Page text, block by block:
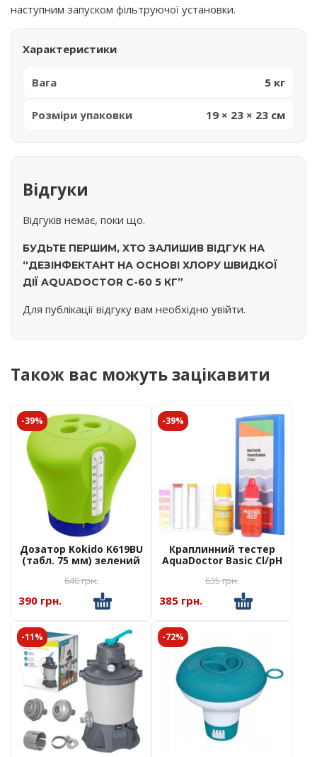
наступним запуском фільтруючої установки.
Характеристики
Вага 5 кг
Розміри упаковки 19 × 23 × 23 см
Відгуки
Відгуків немає, поки що.
БУДЬТЕ ПЕРШИМ, ХТО ЗАЛИШИВ ВІДГУК НА
“ДЕЗІНФЕКТАНТ НА ОСНОВІ ХЛОРУ ШВИДКОЇ
ДІЇ AQUADOCTOR C-60 5 КГ”
Для публікації відгуку вам необхідно увійти.
Також вас можуть зацікавити
-39%
Дозатор Kokido K619BU
(табл. 75 мм) зелений
640грн.
390 грн.
-39%
Краплинний тестер
AquaDoctor Basic Cl/pH
635грн.
385 грн.
-11% -72%